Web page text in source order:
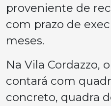
proveniente de
com prazo de
meses.
Na Vila Cordazzo,
contará com
concreto, quadra